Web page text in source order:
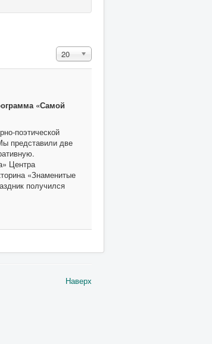
Кол-во строк:
20
«Самой
поэтической
представили две
Центра
«Знаменитые
получился
Наверх